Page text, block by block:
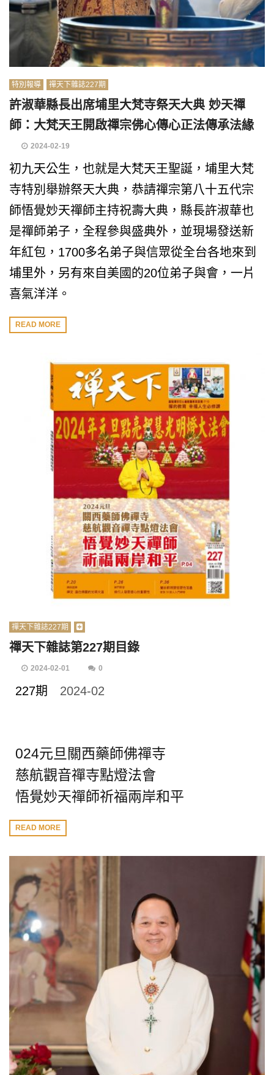
特別報導 禪天下雜誌227期
許淑華縣長出席埔里大梵寺祭天大典 妙天禪
師：大梵天王開啟禪宗佛心傳心正法傳承法緣
2024-02-19
初九天公生，也就是大梵天王聖誕，埔里大梵
寺特別舉辦祭天大典，恭請禪宗第八十五代宗
師悟覺妙天禪師主持祝壽大典，縣長許淑華也
是禪師弟子，全程參與盛典外，並現場發送新
年紅包，1700多名弟子與信眾從全台各地來到
埔里外，另有來自美國的20位弟子與會，一片
喜氣洋洋。
READ MORE
禪天下雜誌227期
禪天下雜誌第227期目錄
2024-02-01 0
227期 2024-02
024元旦關西藥師佛禪寺
慈航觀音禪寺點燈法會
悟覺妙天禪師祈福兩岸和平
READ MORE